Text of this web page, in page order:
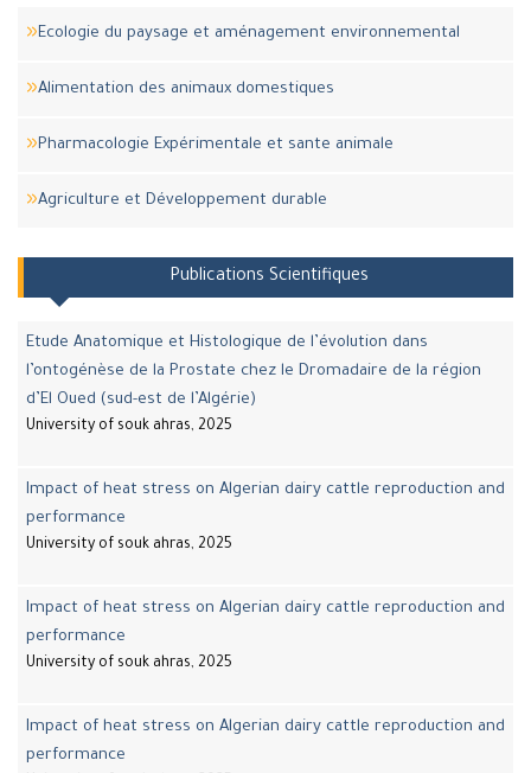
Ecologie du paysage et aménagement environnemental
Alimentation des animaux domestiques
Pharmacologie Expérimentale et sante animale
Agriculture et Développement durable
Publications Scientifiques
Etude Anatomique et Histologique de l’évolution dans
l’ontogénèse de la Prostate chez le Dromadaire de la région
d’El Oued (sud-est de l’Algérie)
University of souk ahras, 2025
Impact of heat stress on Algerian dairy cattle reproduction and
performance
University of souk ahras, 2025
Impact of heat stress on Algerian dairy cattle reproduction and
performance
University of souk ahras, 2025
Impact of heat stress on Algerian dairy cattle reproduction and
performance